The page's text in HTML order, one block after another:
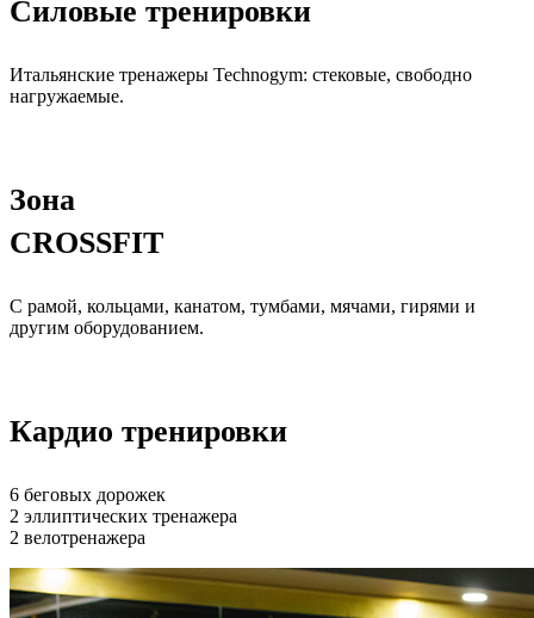
Силовые тренировки
Итальянские тренажеры Technogym: стековые, свободно
нагружаемые.
Зона
CROSSFIT
С рамой, кольцами, канатом, тумбами, мячами, гирями и
другим оборудованием.
Кардио тренировки
6 беговых дорожек
2 эллиптических тренажера
2 велотренажера